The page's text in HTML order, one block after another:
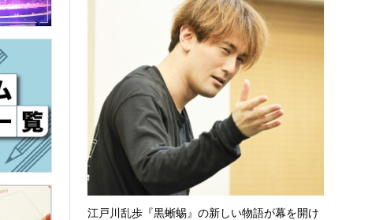
江戸川乱歩『黒蜥蜴』の新しい物語が幕を開け